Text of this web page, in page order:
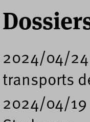
2024/04/24
transports
2024/04/19